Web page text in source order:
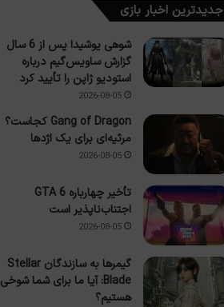
جدیدترین اخبار بازی
شوهی یوشیدا پس از 6 سال
گزارش ساویس‌گیم درباره
استودیو ژاپن را تأیید کرد
2026-08-05
Gang of Dragon کجاست؟
مرثیه‌ای برای یک اژدها
2026-08-05
تأخیر چهارباره GTA 6
اجتناب‌ناپذیر است
2026-08-05
گیمرها به سازندگان Stellar
Blade: آیا ما برای شما شوخی
هستیم؟